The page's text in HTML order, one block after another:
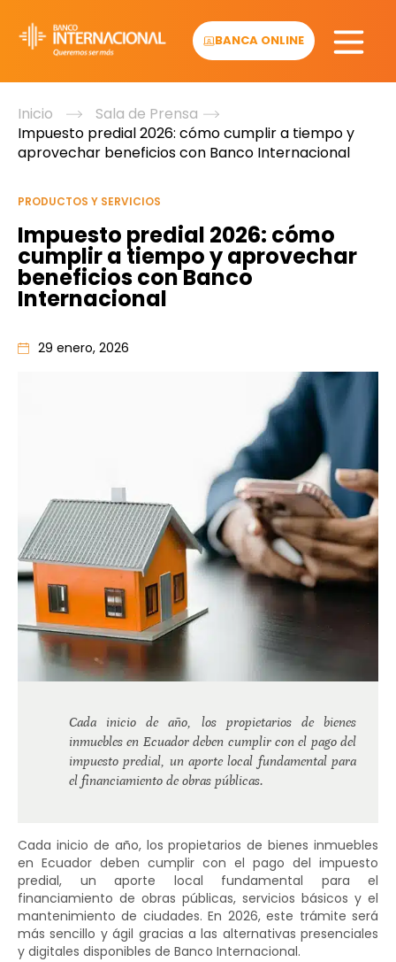
content
BANCA ONLINE
Inicio
Sala de Prensa
Impuesto predial 2026: cómo cumplir a tiempo y
aprovechar beneficios con Banco Internacional
PRODUCTOS Y SERVICIOS
Impuesto predial 2026: cómo
cumplir a tiempo y aprovechar
beneficios con Banco
Internacional
29 enero, 2026
Cada inicio de año, los propietarios de bienes
inmuebles en Ecuador deben cumplir con el pago del
impuesto predial, un aporte local fundamental para
el financiamiento de obras públicas.
Cada inicio de año, los propietarios de bienes inmuebles
en Ecuador deben cumplir con el pago del impuesto
predial, un aporte local fundamental para el
financiamiento de obras públicas, servicios básicos y el
mantenimiento de ciudades. En 2026, este trámite será
más sencillo y ágil gracias a las alternativas presenciales
y digitales disponibles de Banco Internacional.